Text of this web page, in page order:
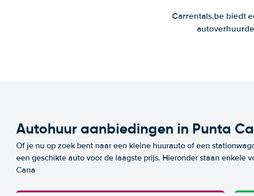
Carrentals.be biedt
Autohuur aanbiedingen in Punta
Of je nu op zoek bent naar een kleine huurauto of een
een geschikte auto voor de laagste prijs. Hieronder staan enkele
Cana